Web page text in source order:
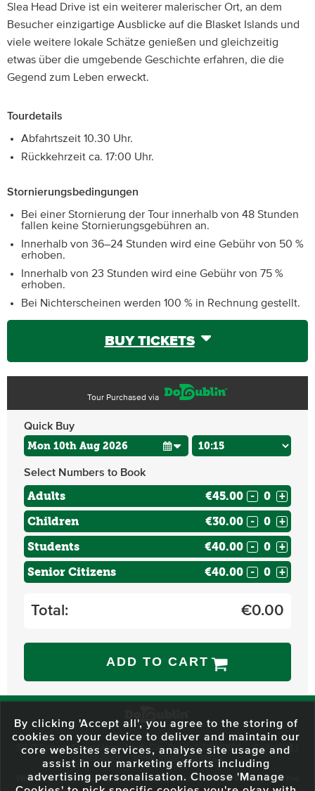
Slea Head Drive ist ein weiterer malerischer Ort, an dem
Besucher einzigartige Ausblicke auf die Blasket Islands und
viele weitere lokale Schätze genießen und gleichzeitig
etwas über die umgebende Geschichte erfahren, die die
Gegend zum Leben erweckt.
Tourdetails
Abfahrtszeit 10.30 Uhr.
Rückkehrzeit ca. 17:00 Uhr.
Stornierungsbedingungen
Bei einer Stornierung der Tour innerhalb von 48 Stunden
fallen keine Stornierungsgebühren an.
Innerhalb von 36–24 Stunden wird eine Gebühr von 50 %
erhoben.
Innerhalb von 23 Stunden wird eine Gebühr von 75 %
erhoben.
Bei Nichterscheinen werden 100 % in Rechnung gestellt.
BUY TICKETS
Tour Purchased via
Quick Buy
Select Numbers to Book
Adults €45.00 - +
Children €30.00 - +
Students €40.00 - +
Senior Citizens €40.00 - +
Total: €0.00
ADD TO CART
59 O'Connell Street Upper, North City, Dublin 1, D01 RX04 Call:+353 1
703 3024
Email: info@dodublin.ie
We've been entertaining visitors to our town since 1988. We're part of the
By clicking 'Accept all', you agree to the storing of
cookies on your device to deliver and maintain our
core websites services, analyse site usage and
assist in our marketing efforts including
advertising personalisation. Choose 'Manage